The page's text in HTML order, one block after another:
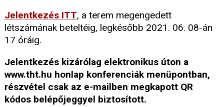
Jelentkezés ITT, a terem megengedett
létszámának beteltéig, legkésőbb 2021. 06. 08-án
17 óráig.
Jelentkezés kizárólag elektronikus úton a
www.tht.hu honlap konferenciák menüpontban,
részvétel csak az e-mailben megkapott QR
kódos belépőjeggyel biztosított.